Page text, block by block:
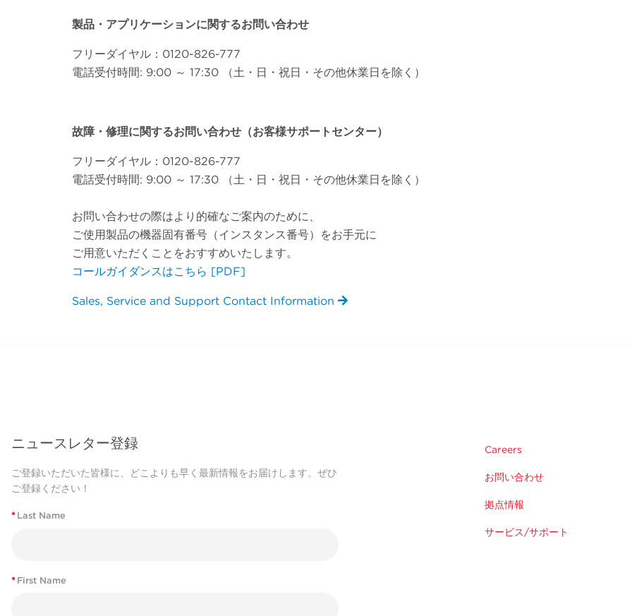
製品・ アプリケーションに関するお問い合わせ
フリーダイヤル：0120-826-777
電話受付時間: 9:00 ～ 17:30 （土・日・祝日・その他休業日を除く）
故障・修理に関するお問い合わせ（お客様サポートセンター）
フリーダイヤル：0120-826-777
電話受付時間: 9:00 ～ 17:30 （土・日・祝日・その他休業日を除く）
お問い合わせの際はより的確なご案内のために、
ご使用製品の機器固有番号（インスタンス番号）をお手元に
ご用意いただくことをおすすめいたします。
コールガイダンスはこちら [PDF]
Sales, Service and Support Contact Information
ニュースレター登録
ご登録いただいた皆様に、どこよりも早く最新情報をお届けします。ぜひ
ご登録ください！
* Last Name
* First Name
Careers
お問い合わせ
拠点情報
サービス/サポート